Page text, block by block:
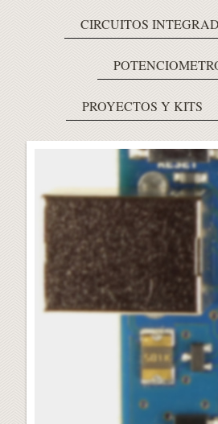
CIRCUITOS
PROYECTOS Y KITS